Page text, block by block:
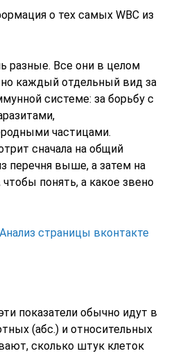
о тех самых WBC из
разные. Все они в целом
каждый отдельный вид за
системе: за борьбу с
частицами.
сначала на общий
перечня выше, а затем на
понять, а какое звено
Анализ страницы вконтакте
показатели обычно идут в
(абс.) и относительных
сколько штук клеток